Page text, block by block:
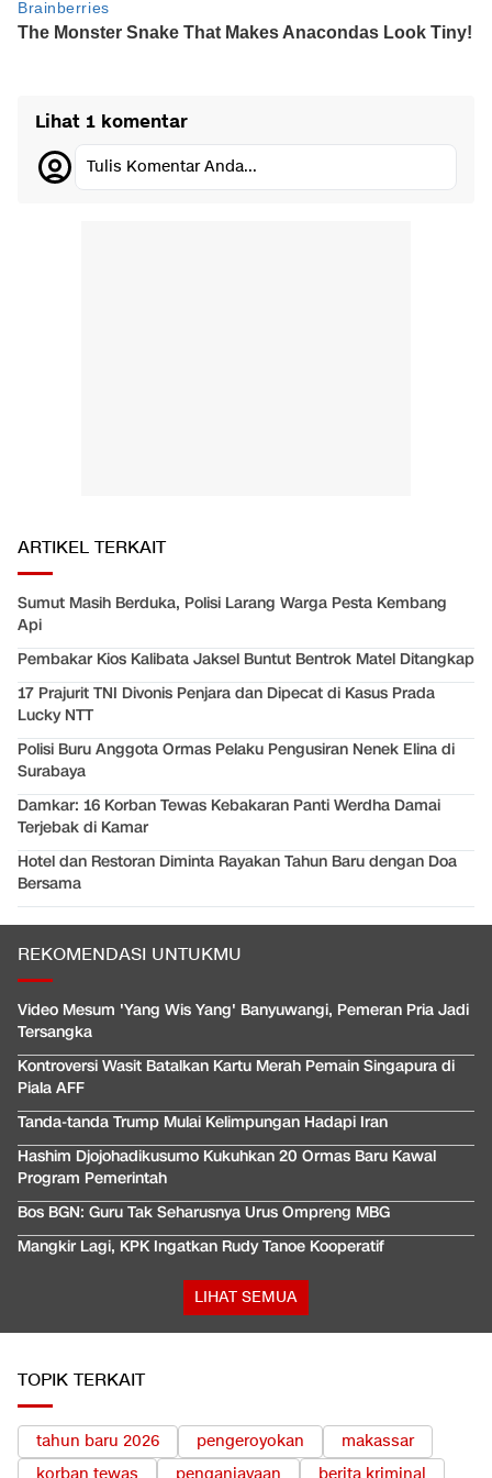
Lihat 1 komentar
Tulis Komentar Anda...
ARTIKEL TERKAIT
Sumut Masih Berduka, Polisi Larang Warga Pesta Kembang
Api
Pembakar Kios Kalibata Jaksel Buntut Bentrok Matel Ditangkap
17 Prajurit TNI Divonis Penjara dan Dipecat di Kasus Prada
Lucky NTT
Polisi Buru Anggota Ormas Pelaku Pengusiran Nenek Elina di
Surabaya
Damkar: 16 Korban Tewas Kebakaran Panti Werdha Damai
Terjebak di Kamar
Hotel dan Restoran Diminta Rayakan Tahun Baru dengan Doa
Bersama
REKOMENDASI UNTUKMU
Video Mesum 'Yang Wis Yang' Banyuwangi, Pemeran Pria Jadi
Tersangka
Kontroversi Wasit Batalkan Kartu Merah Pemain Singapura di
Piala AFF
Tanda-tanda Trump Mulai Kelimpungan Hadapi Iran
Hashim Djojohadikusumo Kukuhkan 20 Ormas Baru Kawal
Program Pemerintah
Bos BGN: Guru Tak Seharusnya Urus Ompreng MBG
Mangkir Lagi, KPK Ingatkan Rudy Tanoe Kooperatif
LIHAT SEMUA
TOPIK TERKAIT
tahun baru 2026 pengeroyokan
makassar